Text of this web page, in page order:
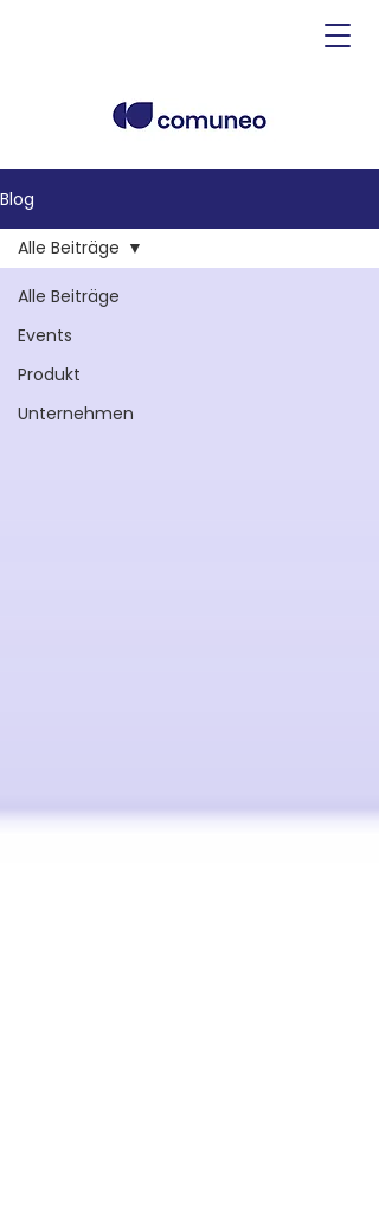
Blog
Alle Beiträge
Events
Produkt
Unternehmen
Alle Beiträge